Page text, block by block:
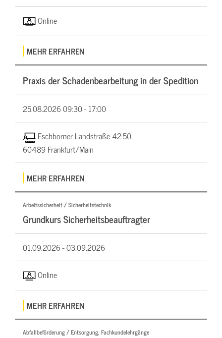
Online
MEHR ERFAHREN
Praxis der Schadenbearbeitung in der Spedition
25.08.202609:30 - 17:00
Eschborner Landstraße 42-50,
60489 Frankfurt/Main
MEHR ERFAHREN
Arbeitssicherheit / Sicherheitstechnik
Grundkurs Sicherheitsbeauftragter
01.09.2026 -03.09.2026
Online
MEHR ERFAHREN
Abfallbeförderung / Entsorgung, Fachkundelehrgänge